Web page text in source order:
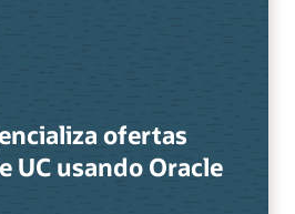
ofertas
UC usando Oracle